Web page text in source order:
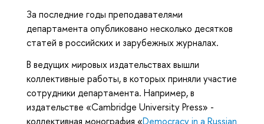
За последние годы преподавателями
департамента опубликовано несколько десятков
статей в российских и зарубежных журналах.
В ведущих мировых издательствах вышли
коллективные работы, в которых приняли участие
сотрудники департамента. Например, в
издательстве «Cambridge University Press» -
коллективная монография «Democracy in a Russian